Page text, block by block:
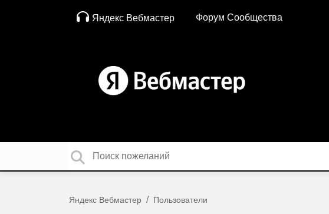
Яндекс Вебмастер Форум Сообщества
Яндекс Вебмастер Пользователи